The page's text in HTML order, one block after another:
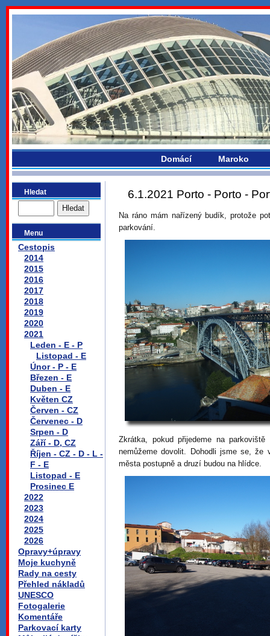
bydlikemevropou.com
Domácí Maroko
Hledat
Menu
Cestopis
2014
2015
2016
2017
2018
2019
2020
2021
Leden - E - P
Listopad - E
Únor - P - E
Březen - E
Duben - E
Květen CZ
Červen - CZ
Červenec - D
Srpen - D
Září - D, CZ
Říjen - CZ - D - L -
F - E
Listopad - E
Prosinec E
2022
2023
2024
2025
2026
Opravy+úpravy
Moje kuchyně
Rady na cesty
Přehled nákladů
UNESCO
Fotogalerie
Komentáře
Parkovací karty
6.1.2021 Porto - Porto -
Na ráno mám nařízený budík, protože
parkování.
Zkrátka, pokud přijedeme na
nemůžeme dovolit. Dohodli jsme se, že
města postupně a druzí budou na hlídce.